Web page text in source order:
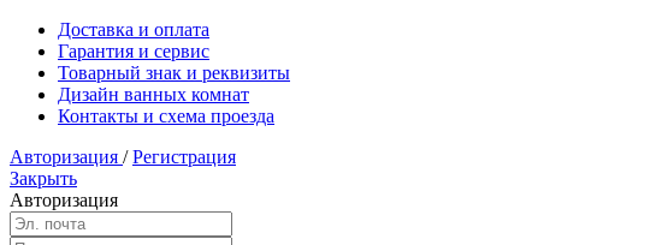
Доставка и оплата
Гарантия и сервис
Товарный знак и реквизиты
Дизайн ванных комнат
Контакты и схема проезда
Авторизация / Регистрация
Закрыть
Авторизация